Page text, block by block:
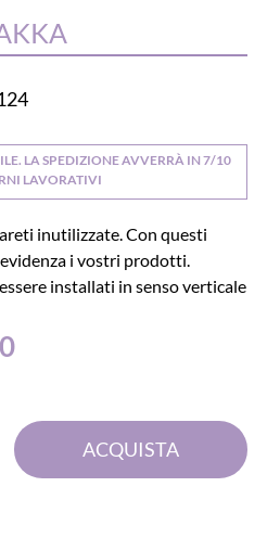
LA SPEDIZIONE AVVERRÀ IN 7/10
LAVORATIVI
inutilizzate. Con questi
i vostri prodotti.
installati in senso verticale
Quantità
ACQUISTA